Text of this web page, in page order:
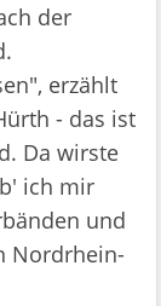
der
erzählt
- das ist
Da wirste
ich mir
und
Nordrhein-